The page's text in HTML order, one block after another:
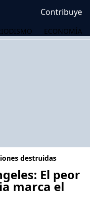
Contribuye
ECONOMÍA
destruidas
El peor
marca el